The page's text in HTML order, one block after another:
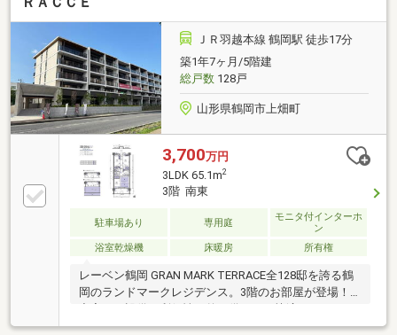
ＪＲ羽越本線 鶴岡駅 徒歩17分
築1年7ヶ月/5階建
総戸数128戸
山形県鶴岡市上畑町
3,700万円
3LDK 65.1m2
3階 南東
駐車場あり 専用庭
モニタ付インターホ
ン
浴室乾燥機
床暖房 所有権
レーベン鶴岡 GRAN MARK TERRACE全128邸を誇る鶴
岡のランドマークレジデンス。3階のお部屋が登場！
ンライフをお楽しみいただけます。徒歩5分の鶴岡公